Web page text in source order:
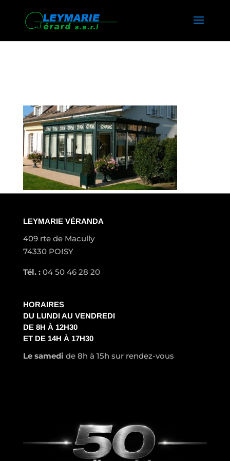
LEYMARIE VÉRANDA
409 rte de Macully
74330 POISY
Tél. :04 50 46 28 20
HORAIRES
DU LUNDI AU VENDREDI
DE 8H À 12H30
ET DE 14H À 17H30
Le samedi de 8h à 15h sur rendez-vous